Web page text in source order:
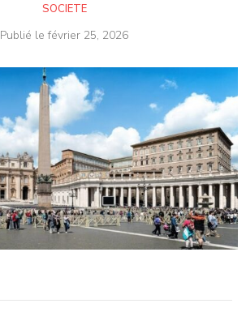
SOCIETE
Publié lefévrier 25, 2026